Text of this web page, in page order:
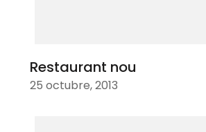
Restaurant nou
25 octubre, 2013